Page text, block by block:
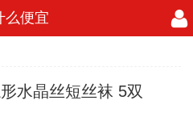
么便宜
水晶丝短丝袜 5双